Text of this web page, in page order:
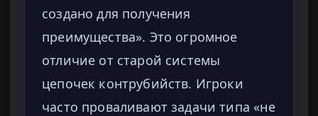
создано для получения
преимущества». Это огромное
отличие от старой системы
цепочек контрубийств. Игроки
часто проваливают задачи типа «не